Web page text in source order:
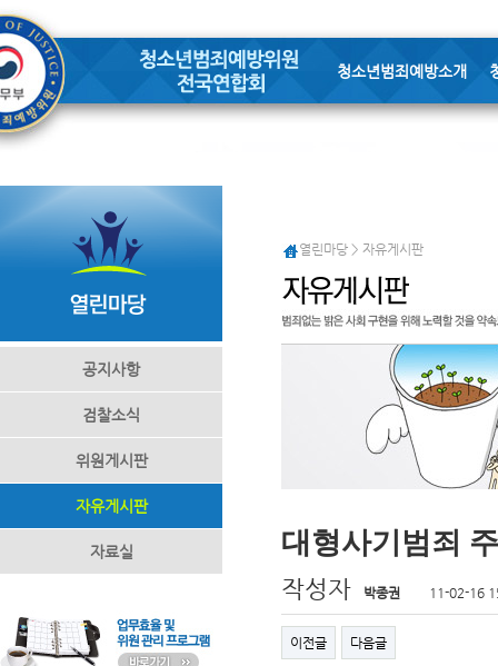
청소년범죄예방소개
공지사항
검찰소식
위원게시판
자유게시판
자료실
열린마당 > 자유게시판
대형사기범죄
작성자 박종권 11-02-16
이전글 다음글